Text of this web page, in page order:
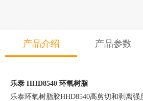
产品介绍 产品参数
乐泰 HHD8540 环氧树脂
乐泰环氧树脂胶HHD8540高剪切和剥离